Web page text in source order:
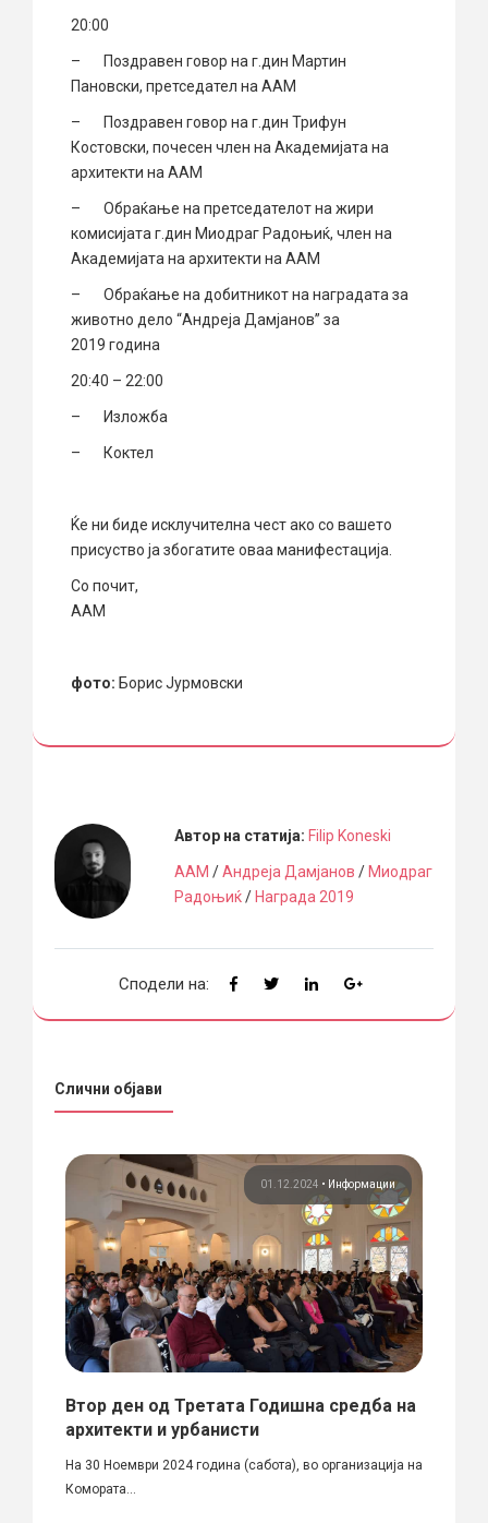
20:00
– Поздравен говор на г.дин Мартин
Пановски, претседател на ААМ
– Поздравен говор на г.дин Трифун
Костовски, почесен член на Академијата на
архитекти на ААМ
– Обраќање на претседателот на жири
комисијата г.дин Миодраг Радоњиќ, член нa
Академијата на архитекти на ААМ
– Обраќање на добитникот на наградата за
животно дело “Андреја Дамјанов” за
2019 година
20:40 – 22:00
– Изложба
– Коктел
Ќе ни биде исклучителна чест ако со вашето
присуство ја збогатите оваа манифестација.
Со почит,
ААМ
фото: Борис Јурмовски
Автор на статија: Filip Koneski
ААМ /Андреја Дамјанов / Миодраг
Радоњиќ/ Награда 2019
Сподели на:
Слични објави
01.12.2024 • Информации
Втор ден од Третата Годишна средба на
архитекти и урбанисти
На 30 Ноември 2024 година (сабота), во организација на
Комората...